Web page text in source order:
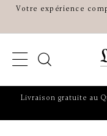
Votre expérience
Livraison gratuite au